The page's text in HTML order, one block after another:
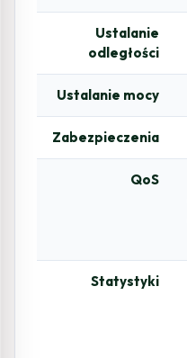
Ustalanie
odległości
Ustalanie mocy
Zabezpieczenia
QoS
Statystyki